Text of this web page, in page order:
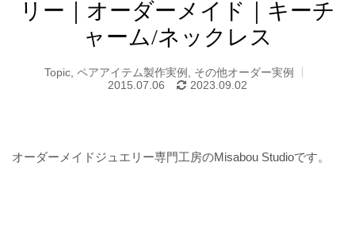
リー｜オーダーメイド｜キーチ
ャーム/ネックレス
Topic, ペアアイテム製作実例 , その他オーダー実例
2015.07.06
2023.09.02
オーダーメイドジュエリー専門工房のMisabou Studioです。